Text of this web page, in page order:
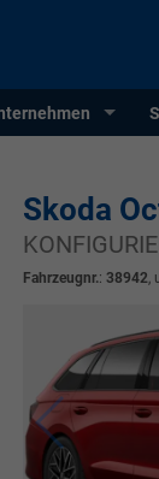
Skoda
Fahrzeugnr.: 38942,